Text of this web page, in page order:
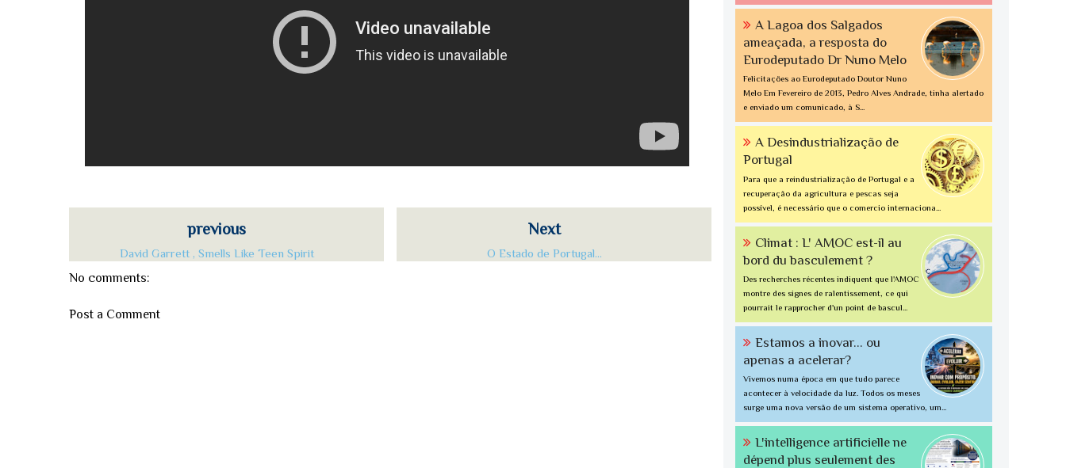
Next
O Estado de Portugal...
previous
David Garrett , Smells Like Teen Spirit
No comments:
Post a Comment
A Lagoa dos Salgados
ameaçada, a resposta do
Eurodeputado Dr Nuno Melo
Felicitações ao Eurodeputado Doutor Nuno
Melo Em Fevereiro de 2013, Pedro Alves Andrade, tinha alertado
e enviado um comunicado, à S...
A Desindustrialização de
Portugal
Para que a reindustrialização de Portugal e a
recuperação da agricultura e pescas seja
possível, é necessário que o comercio internaciona...
Climat : L' AMOC est-il au
bord du basculement ?
Des recherches récentes indiquent que l'AMOC
montre des signes de ralentissement, ce qui
pourrait le rapprocher d'un point de bascul...
Estamos a inovar... ou
apenas a acelerar?
Vivemos numa época em que tudo parece
acontecer à velocidade da luz. Todos os meses
surge uma nova versão de um sistema operativo, um...
L'intelligence artificielle ne
dépend plus seulement des